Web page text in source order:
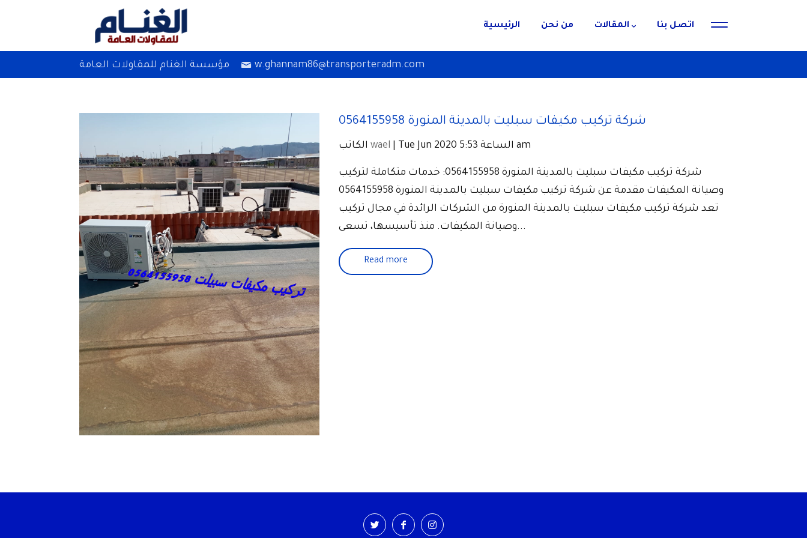
الرئيسية من نحن المقالات اتصل بنا
مؤسسة الغنام للمقاولات العامة w.ghannam86@transporteradm.com
شركة تركيب مكيفات سبليت بالمدينة المنورة 0564155958
wael | Tue Jun 2020 الساعة 5:53 am
شركة تركيب مكيفات سبليت بالمدينة المنورة 0564155958: خدمات متكاملة لتركيب
وصيانة المكيفات مقدمة عن شركة تركيب مكيفات سبليت بالمدينة المنورة 0564155958
تعد شركة تركيب مكيفات سبليت بالمدينة المنورة من الشركات الرائدة في مجال تركيب
وصيانة المكيفات. منذ تأسيسها، تسعى...
Read more